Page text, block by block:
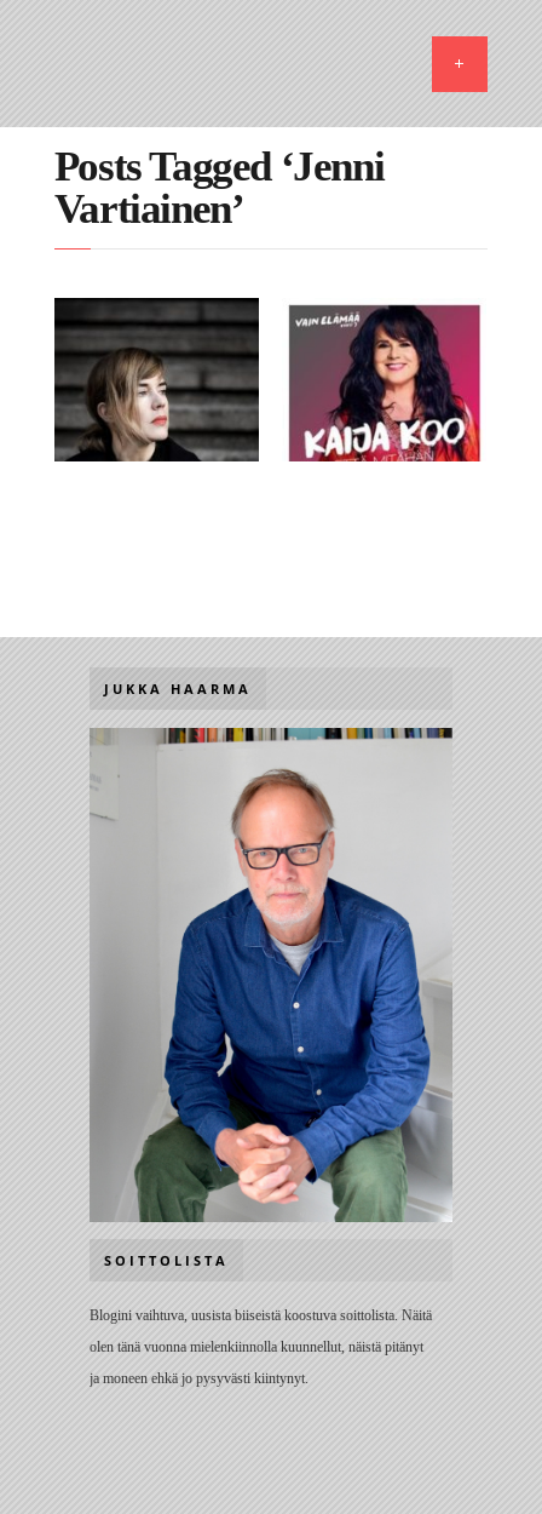
Posts Tagged ‘Jenni
Vartiainen’
18.1.2018
Suosikkilevyjäni
vuodelta 2017, osa 2
27.9.2017
Biisiarvioissa Kaija
Koo ja Jenni
Vartiainen
JUKKA HAARMA
SOITTOLISTA
Blogini vaihtuva, uusista biiseistä koostuva soittolista. Näitä
olen tänä vuonna mielenkiinnolla kuunnellut, näistä pitänyt
ja moneen ehkä jo pysyvästi kiintynyt.